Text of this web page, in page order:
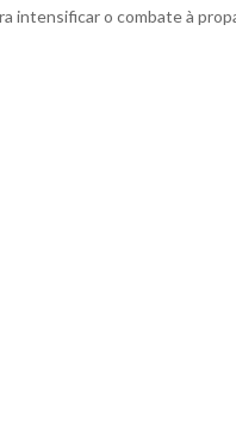
intensificar o combate à